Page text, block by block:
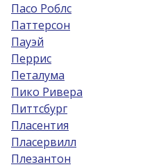
Пасо Роблс
Паттерсон
Пауэй
Перрис
Петалума
Пико Ривера
Питтсбург
Пласентия
Пласервилл
Плезантон